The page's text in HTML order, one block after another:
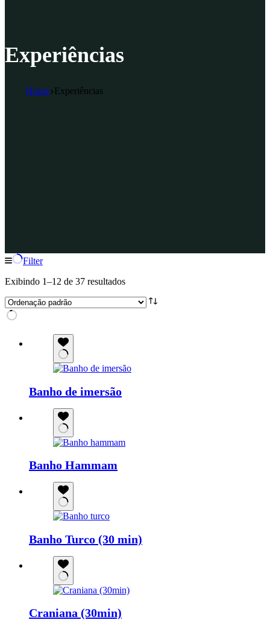
Experiências
Home Experiências
Filter
Exibindo 1–12 de 37 resultados
Banho de imersão
Banho Hammam
Banho Turco (30 min)
Craniana (30min)